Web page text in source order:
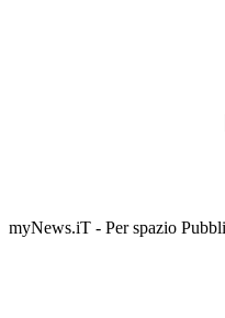
myNews.iT - Per spazio